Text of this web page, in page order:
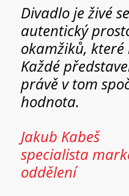
Divadlo je živé
autentický
okamžiků, které
Každé
právě v tom
hodnota.
Jakub Kabeš
specialista
oddělení